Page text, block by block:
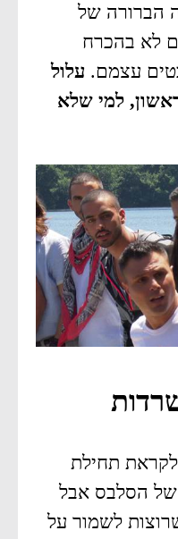
הברורה של
לא בהכרח
עצמם. עלול
למי שלא
לקראת תחילת
של הסלבס אבל
לשמור על